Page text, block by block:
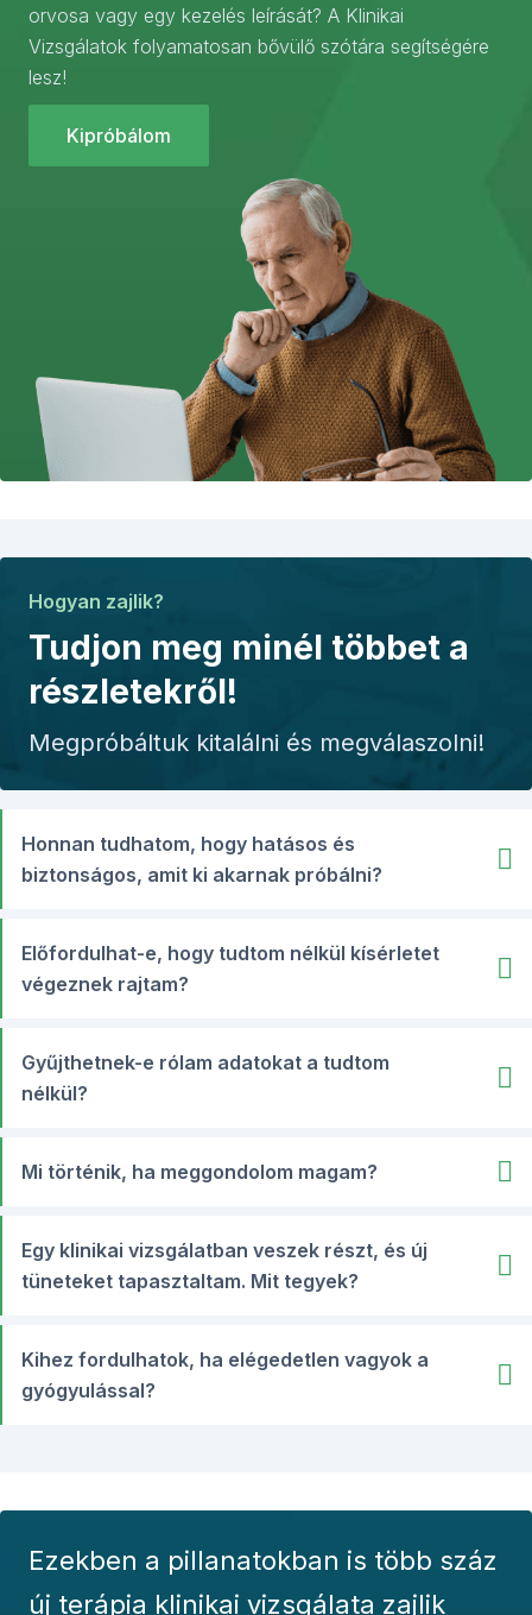
orvosa vagy egy kezelés leírását? A Klinikai
Vizsgálatok folyamatosan bővülő szótára segítségére
lesz!
Kipróbálom
Hogyan zajlik?
Tudjon meg minél többet a
részletekről!
Megpróbáltuk kitalálni és megválaszolni!
Honnan tudhatom, hogy hatásos és
biztonságos, amit ki akarnak próbálni?
Előfordulhat-e, hogy tudtom nélkül kísérletet
végeznek rajtam?
Gyűjthetnek-e rólam adatokat a tudtom
nélkül?
Mi történik, ha meggondolom magam?
Egy klinikai vizsgálatban veszek részt, és új
tüneteket tapasztaltam. Mit tegyek?
Kihez fordulhatok, ha elégedetlen vagyok a
gyógyulással?
Ezekben a pillanatokban is több száz
új terápia klinikai vizsgálata zajlik